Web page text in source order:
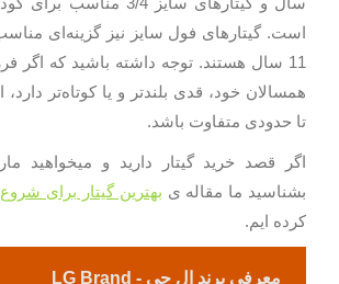
است. گیتارهای فول سایز نیز گزینه‌ای مناسب
11 سال هستند. توجه داشته باشید که اگر
همسالان خود، قدی بلندتر و یا کوتاه‌تر دارد،
تا حدودی متفاوت باشد.
اگر قصد خرید گیتار دارید و میخواهید
بشناسید ما مقاله ی بهترین گیتار برای شروع
کرده ایم.
معرفی برند ال جی - LG Brand